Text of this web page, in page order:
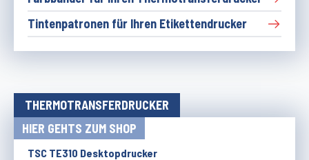
Tintenpatronen für Ihren Etikettendrucker
THERMOTRANSFERDRUCKER
HIER GEHTS ZUM SHOP
TSC TE310 Desktopdrucker